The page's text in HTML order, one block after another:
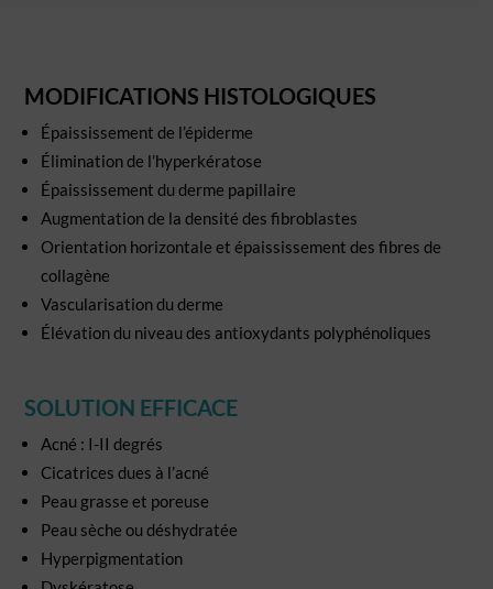
MODIFICATIONS HISTOLOGIQUES
Épaississement de l’épiderme
Élimination de l’hyperkératose
Épaississement du derme papillaire
Augmentation de la densité des fibroblastes
Orientation horizontale et épaississement des fibres de
collagène
Vascularisation du derme
Élévation du niveau des antioxydants polyphénoliques
SOLUTION EFFICACE
Acné : I-II degrés
Cicatrices dues à l’acné
Peau grasse et poreuse
Peau sèche ou déshydratée
Hyperpigmentation